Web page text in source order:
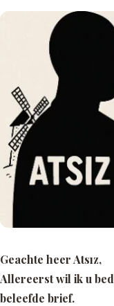
Geachte heer Atsız,
Allereerst wil ik u
beleefde brief.